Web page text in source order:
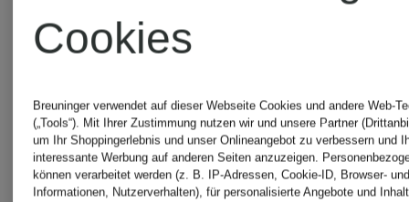
Cashmere
149,99 €
Cookies
Breuninger verwendet auf dieser Webseite Cookies und andere Web-
(„Tools“). Mit Ihrer Zustimmung nutzen wir und unsere Partner
um Ihr Shoppingerlebnis und unser Onlineangebot zu verbessern und
interessante Werbung auf anderen Seiten anzuzeigen.
können verarbeitet werden (z. B. IP-Adressen, Cookie-ID, Browser-
Informationen, Nutzerverhalten), für personalisierte Angebote und